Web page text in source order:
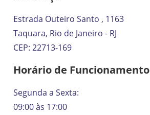
Estrada Outeiro Santo , 1163
Taquara, Rio de Janeiro - RJ
CEP: 22713-169
Horário de Funcionamento
Segunda a Sexta:
09:00 às 17:00